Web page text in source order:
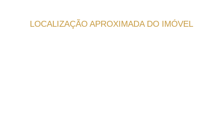
LOCALIZAÇÃO APROXIMADA DO IMÓVEL